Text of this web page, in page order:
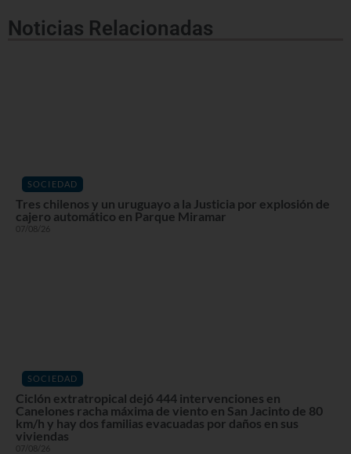
Noticias Relacionadas
SOCIEDAD
Tres chilenos y un uruguayo a la Justicia por explosión de
cajero automático en Parque Miramar
07/08/26
SOCIEDAD
Ciclón extratropical dejó 444 intervenciones en
Canelones racha máxima de viento en San Jacinto de 80
km/h y hay dos familias evacuadas por daños en sus
viviendas
07/08/26